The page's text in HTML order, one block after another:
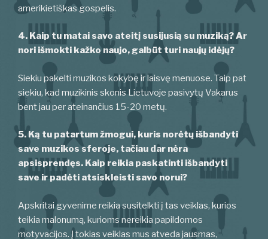
amerikietiškas gospelis.
4. Kaip tu matai savo ateitį susijusią su muziką? Ar
nori išmokti kažko naujo, galbūt turi naujų idėjų?
Siekiu pakelti muzikos kokybę ir laisvę menuose. Taip pat
siekiu, kad muzikinis skonis Lietuvoje pasivytų Vakarus
bent jau per ateinančius 15-20 metų.
5. Ką tu patartum žmogui, kuris norėtų išbandyti
save muzikos sferoje, tačiau dar nėra
apsisprendęs. Kaip reikia paskatinti išbandyti
save ir padėti atsiskleisti savo norui?
Apskritai gyvenime reikia susitelkti į tas veiklas, kurios
teikia malonumą, kurioms nereikia papildomos
motyvacijos. Į tokias veiklas mus atveda jausmas,